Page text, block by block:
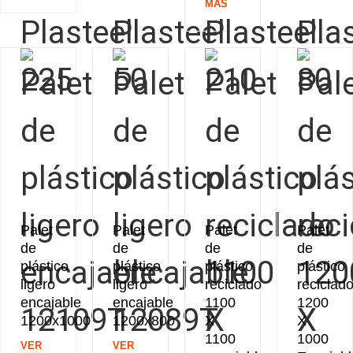
MÁS
Palet
de
plástico
ligero
encajable
1200x1000
VER
Palet
de
plástico
ligero
encajable
1200x800
VER
Palet
de
plástico
reciclado
1100
X
1100
Palet
de
plástico
reciclado
1200
X
1000